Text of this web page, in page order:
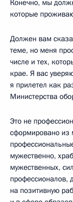
Конечно, мы
которые
Должен вам
теме, но меня
числе и тех,
крае. Я вас
я прилетел как
Министерства
Это не
сформировано из
мужественно,
мужественных,
профессионалов,
на позитивную